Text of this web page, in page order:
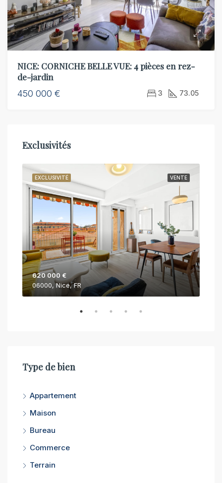
NICE: CORNICHE BELLE VUE: 4 pièces en rez-
de-jardin
450 000 € 3 73.05
Exclusivités
VENTE
EXCLUSIVITÉ
620 000 €
06000, Nice, FR
Type de bien
Appartement
Maison
Bureau
Commerce
Terrain